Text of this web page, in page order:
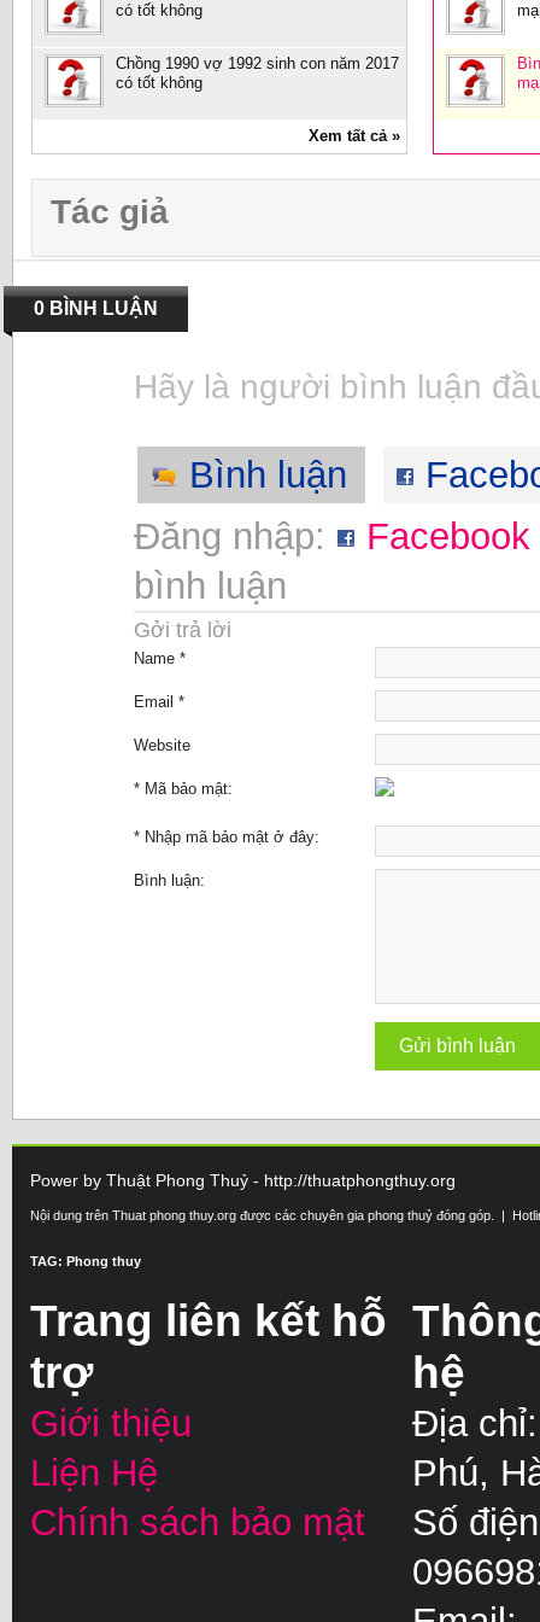
có tốt không
Chồng 1990 vợ 1992 sinh con năm 2017
có tốt không
Xem tất cả »
Tác giả
0 BÌNH LUẬN
Hãy là người bình luận
Bình luận
Đăng nhập:
Facebook
bình luận
Gởi trả lời
Name *
Email *
Website
* Mã bảo mật:
* Nhập mã bảo mật ở đây:
Bình luận:
Power by Thuật Phong Thuỷ - http://thuatphongthuy.org
Nội dung trên Thuat phong thuy.org được các chuyên gia phong thuỷ đóng góp. |
TAG: Phong thuy
Trang liên kết hỗ
trợ
Giới thiệu
Liện Hệ
Chính sách bảo mật
hệ
Địa
Phú,
Số